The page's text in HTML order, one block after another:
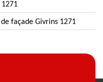
1271
façade Givrins 1271